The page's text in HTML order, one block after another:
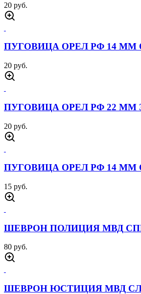
20 руб.
ПУГОВИЦА ОРЕЛ РФ 14 ММ
20 руб.
ПУГОВИЦА ОРЕЛ РФ 22 ММ
20 руб.
ПУГОВИЦА ОРЕЛ РФ 14 ММ
15 руб.
ШЕВРОН ПОЛИЦИЯ МВД
80 руб.
ШЕВРОН ЮСТИЦИЯ МВД